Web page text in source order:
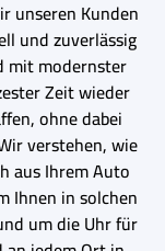
unseren Kunden
und zuverlässig
mit modernster
Zeit wieder
ohne dabei
verstehen, wie
aus Ihrem Auto
Ihnen in solchen
um die Uhr für